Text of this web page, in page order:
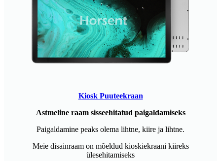
Kiosk Puuteekraan
Astmeline raam sisseehitatud paigaldamiseks
Paigaldamine peaks olema lihtne, kiire ja lihtne.
Meie disainraam on mõeldud kioskiekraani kiireks
ülesehitamiseks